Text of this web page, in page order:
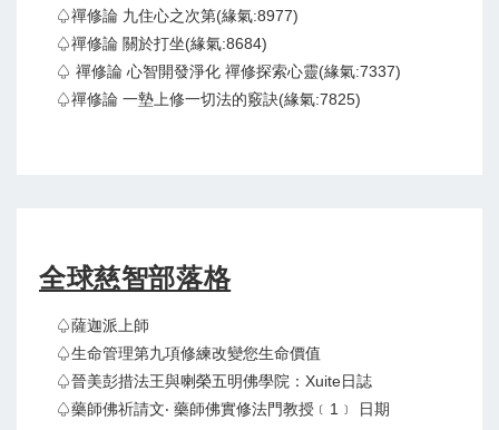
♤禪修論 九住心之次第(緣氣:8977)
♤禪修論 關於打坐(緣氣:8684)
♤ 禪修論 心智開發淨化 禪修探索心靈(緣氣:7337)
♤禪修論 一墊上修一切法的竅訣(緣氣:7825)
全球慈智部落格
♤薩迦派上師
♤生命管理第九項修練改變您生命價值
♤晉美彭措法王與喇榮五明佛學院：Xuite日誌
♤藥師佛祈請文‧ 藥師佛實修法門教授﹝1﹞ 日期